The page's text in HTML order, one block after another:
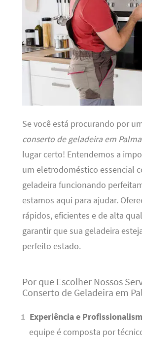
Se você está procurando por
conserto de geladeira em
lugar certo! Entendemos a
um eletrodoméstico essencial
geladeira funcionando
estamos aqui para ajudar.
rápidos, eficientes e de alta
garantir que sua geladeira
perfeito estado.
Por que Escolher Nossos
Conserto de Geladeira em
Experiência e
equipe é composta por